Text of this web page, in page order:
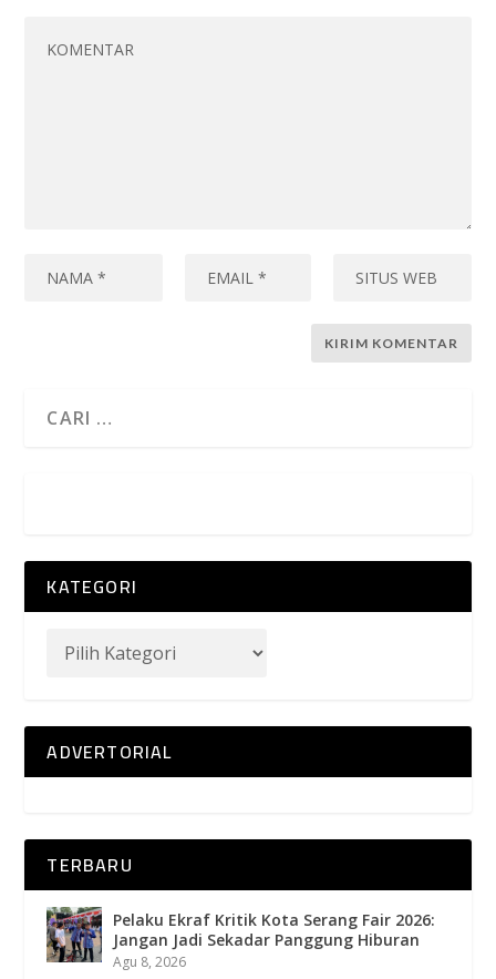
KATEGORI
ADVERTORIAL
TERBARU
Pelaku Ekraf Kritik Kota Serang Fair 2026:
Jangan Jadi Sekadar Panggung Hiburan
Agu 8, 2026